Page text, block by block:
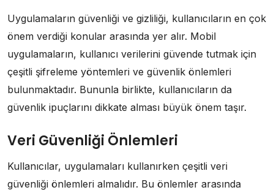
Uygulamaların güvenliği ve gizliliği, kullanıcıların en çok
önem verdiği konular arasında yer alır. Mobil
uygulamaların, kullanıcı verilerini güvende tutmak için
çeşitli şifreleme yöntemleri ve güvenlik önlemleri
bulunmaktadır. Bununla birlikte, kullanıcıların da
güvenlik ipuçlarını dikkate alması büyük önem taşır.
Veri Güvenliği Önlemleri
Kullanıcılar, uygulamaları kullanırken çeşitli veri
güvenliği önlemleri almalıdır. Bu önlemler arasında